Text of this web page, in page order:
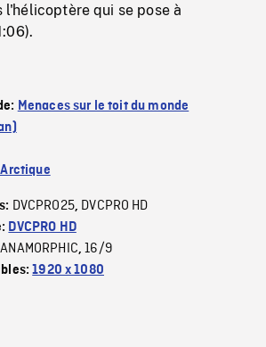
l'hélicoptère qui se pose à
Menaces sur le toit du monde
DVCPRO25, DVCPRO HD
DVCPRO HD
ANAMORPHIC,16/9
1920 x 1080